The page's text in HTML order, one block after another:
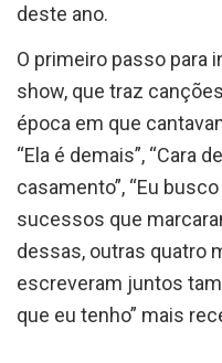
deste ano.
O primeiro passo para
show, que traz
época em que
“Ela é demais”, “Cara
casamento”, “Eu
sucessos que
dessas, outras quatro
escreveram juntos
que eu tenho” mais